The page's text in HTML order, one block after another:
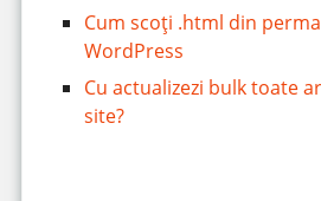
Cum scoți .html din
WordPress
Cu actualizezi bulk toate
site?